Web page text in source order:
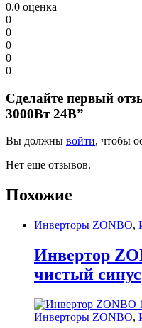
0.0 оценка
0
0
0
0
0
Сделайте первый
3000Вт 24В”
Вы должны войти, чтобы
Нет еще отзывов.
Похожие
Инверторы ZONBO,
Инвертор
чистый синус
Инверторы ZONBO,